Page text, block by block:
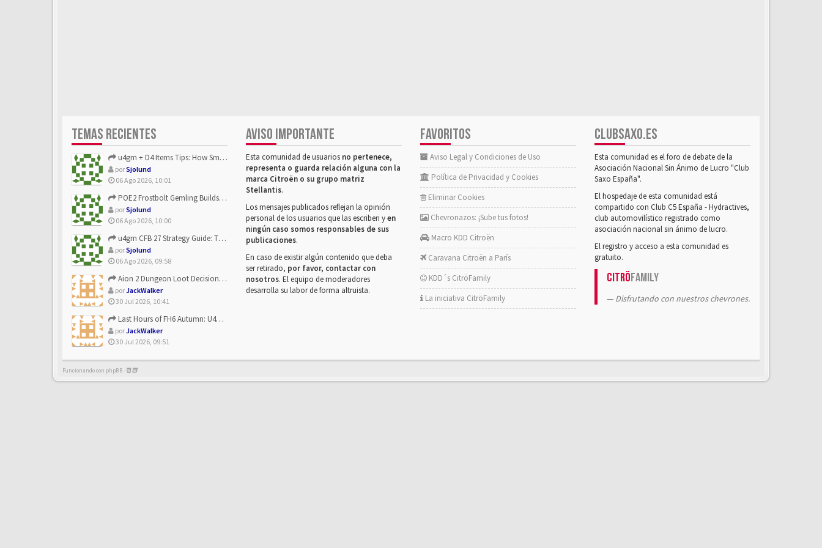
TEMAS RECIENTES
u4gm + D4 Items Tips: How Smart Players Optimize Gear, Build...
porSjolund
06 Ago 2026, 10:01
POE2 Frostbolt Gemling Builds Get Stronger With u4gm’s Ice C...
porSjolund
06 Ago 2026, 10:00
u4gm CFB 27 Strategy Guide: The Toxic Offensive Scheme Your ...
porSjolund
06 Ago 2026, 09:58
Aion 2 Dungeon Loot Decisions: Smarter Runs With U4N
porJackWalker
30 Jul 2026, 10:41
Last Hours of FH6 Autumn: U4N and the Best Rewards to Grab
porJackWalker
30 Jul 2026, 09:51
AVISO IMPORTANTE
Esta comunidad de usuarios no pertenece,
representa o guarda relación alguna con la
marca Citroën o su grupo matriz
Stellantis.
Los mensajes publicados reflejan la opinión
personal de los usuarios que las escriben yen
ningún caso somos responsables de sus
publicaciones.
En caso de existir algún contenido que deba
ser retirado, por favor, contactar con
nosotros. El equipo de moderadores
desarrolla su labor de forma altruista.
FAVORITOS
Aviso Legal y Condiciones de Uso
Política de Privacidad y Cookies
Eliminar Cookies
Chevronazos: ¡Sube tus fotos!
Macro KDD Citroën
Caravana Citroën a París
KDD´s CitröFamily
La iniciativa CitröFamily
CLUBSAXO.ES
Esta comunidad es el foro de debate de la
Asociación Nacional Sin Ánimo de Lucro "Club
Saxo España".
El hospedaje de esta comunidad está
compartido con Club C5 España - Hydractives,
club automovilístico registrado como
asociación nacional sin ánimo de lucro.
El registro y acceso a esta comunidad es
gratuito.
CitröFamily
Disfrutando con nuestros chevrones.
Funcionando con phpBB -